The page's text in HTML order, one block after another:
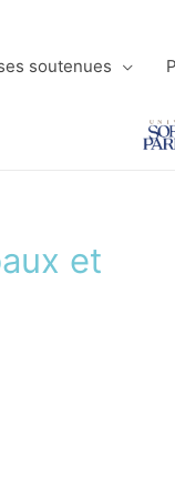
soutenues
et